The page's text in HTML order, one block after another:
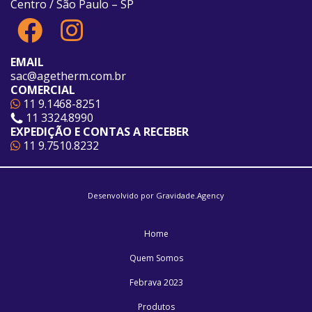
Centro / São Paulo – SP
EMAIL
sac@agetherm.com.br
COMERCIAL
11 9.1468-8251
11 3324.8990
EXPEDIÇÃO E CONTAS A RECEBER
11 9.7510.8232
Desenvolvido por Gravidade.Agency
Home
Quem Somos
Febrava 2023
Produtos